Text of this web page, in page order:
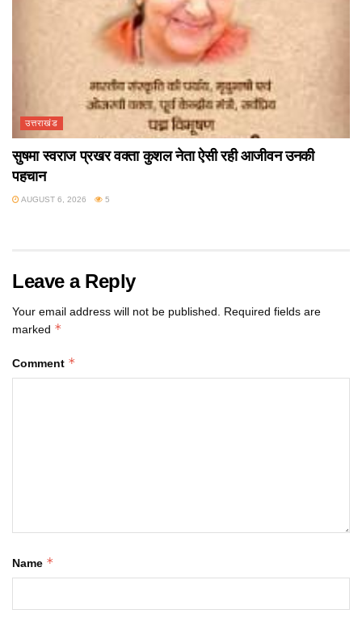
उत्तराखंड
सुषमा स्वराज प्रखर वक्ता कुशल नेता ऐसी रही आजीवन उनकी
पहचान
AUGUST 6, 2026 5
Leave a Reply
Your email address will not be published. Required fields are
marked *
Comment *
Name *